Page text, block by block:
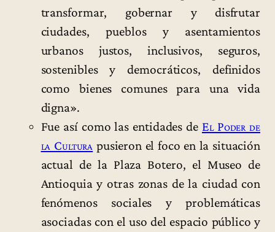
transformar, gobernar y disfrutar
ciudades, pueblos y asentamientos
urbanos justos, inclusivos, seguros,
sostenibles y democráticos, definidos
como bienes comunes para una vida
digna».
Fue así como las entidades de El Poder de
la Cultura pusieron el foco en la situación
actual de la Plaza Botero, el Museo de
Antioquia y otras zonas de la ciudad con
fenómenos sociales y problemáticas
asociadas con el uso del espacio público y